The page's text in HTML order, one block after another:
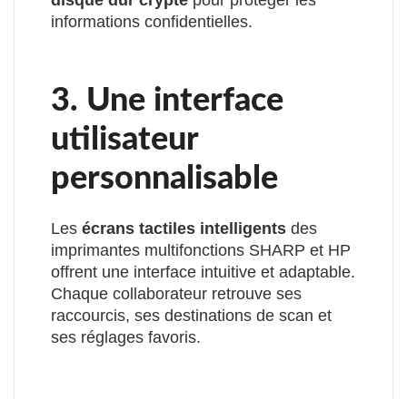
informations confidentielles.
3. Une interface
utilisateur
personnalisable
Les écrans tactiles intelligents des
imprimantes multifonctions SHARP et HP
offrent une interface intuitive et adaptable.
Chaque collaborateur retrouve ses
raccourcis, ses destinations de scan et
ses réglages favoris.